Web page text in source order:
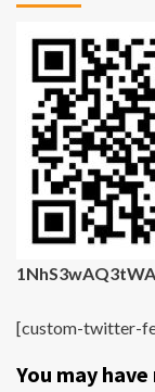
[custom-twitter-
You may have